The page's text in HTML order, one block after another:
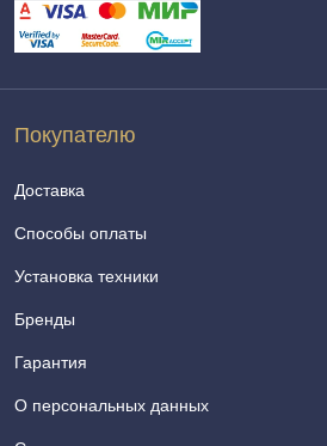
Покупателю
Доставка
Способы оплаты
Установка техники
Бренды
Гарантия
О персональных данных